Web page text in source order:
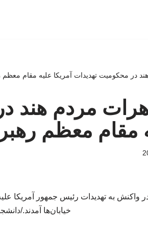
هند در محکومیت تهدیدات آمریکا علیه مقام معظم
مردم هند
مقام معظم
واکنش به تهدیدات رئیس جمهور آمریکا
خیابان‌ها آمدند./